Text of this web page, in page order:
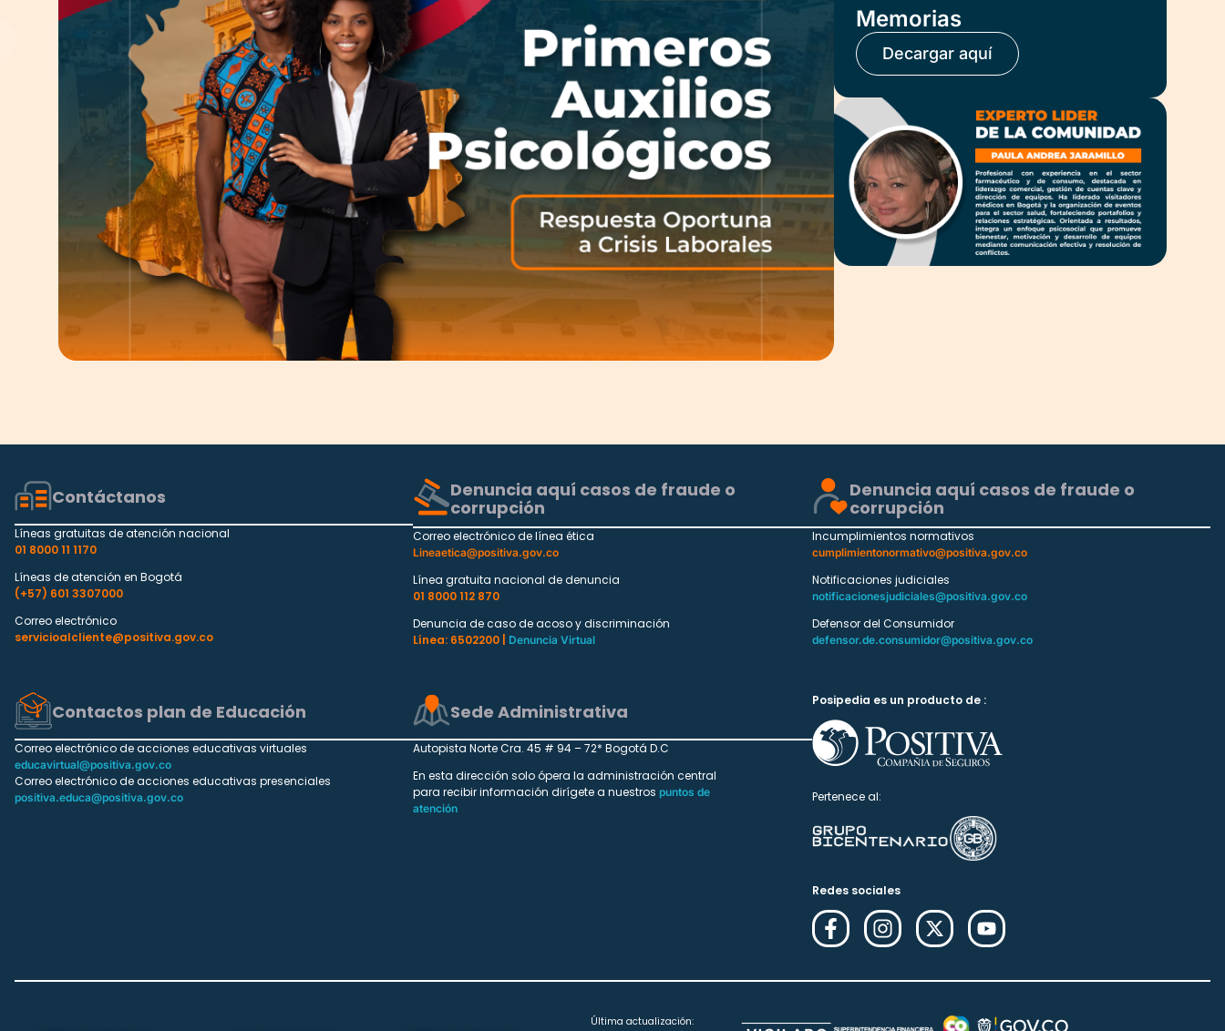
Memorias
Decargar aquí
Contáctanos
Líneas gratuitas de atención nacional
01 8000 11 1170
Líneas de atención en Bogotá
(+57) 601 3307000
Correo electrónico
servicioalcliente@positiva.gov.co
Denuncia aquí casos de fraude o
corrupción
Correo electrónico de línea ética
Lineaetica@positiva.gov.co
Línea gratuita nacional de denuncia
01 8000 112 870
Denuncia de caso de acoso y discriminación
Línea: 6502200 |
Denuncia Virtual
Denuncia aquí casos de fraude o
corrupción
Incumplimientos normativos
cumplimientonormativo@positiva.gov.co
Notificaciones judiciales
notificacionesjudiciales@positiva.gov.co
Defensor del Consumidor
defensor.de.consumidor@positiva.gov.co
Contactos plan de Educación
Correo electrónico de acciones educativas virtuales
educavirtual@positiva.gov.co
Correo electrónico de acciones educativas presenciales
positiva.educa@positiva.gov.co
Sede Administrativa
Autopista Norte Cra. 45 # 94 – 72* Bogotá D.C
En esta dirección solo ópera la administración central
para recibir información dirígete a nuestros puntos de
atención
Posipedia es un producto de :
Pertenece al:
Redes sociales
Última actualización: